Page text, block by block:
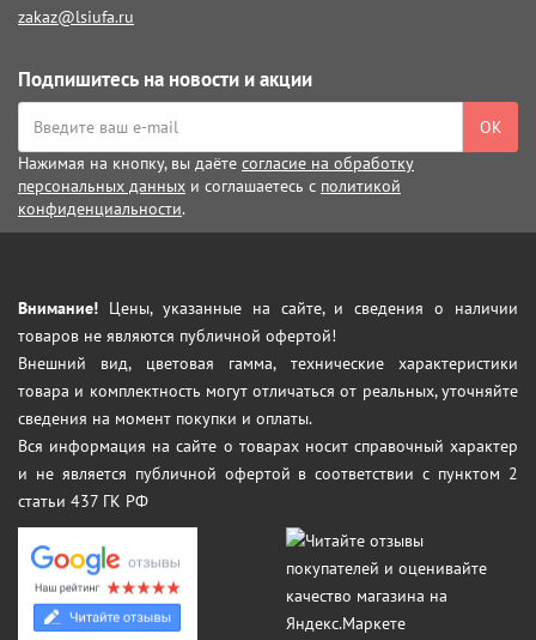
zakaz@lsiufa.ru
Подпишитесь на новости и акции
ОК
Нажимая на кнопку, вы даёте согласие на обработку
персональных данных и соглашаетесь с политикой
конфиденциальности.
Внимание! Цены, указанные на сайте, и сведения о наличии
товаров не являются публичной офертой!
Внешний вид, цветовая гамма, технические характеристики
товара и комплектность могут отличаться от реальных, уточняйте
сведения на момент покупки и оплаты.
Вся информация на сайте о товарах носит справочный характер
и не является публичной офертой в соответствии с пунктом 2
статьи 437 ГК РФ